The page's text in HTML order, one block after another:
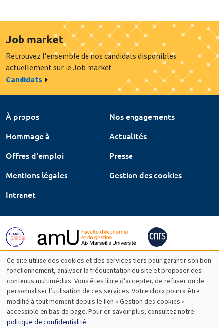
Job market
Retrouvez l'ensemble de nos candidats disponibles
actuellement sur le Job market
Candidats
À propos
Nos engagements
Hommage à
Actualités
Offres d'emploi
Presse
Mentions légales
Gestion des cookies
Intranet
Utilisation
des
données
personnelles
Ce site utilise des cookies et des services tiers pour garantir son bon
fonctionnement, analyser la fréquentation du site et proposer des
contenus multimédias. Vous êtes libre d’accepter, de refuser ou de
personnaliser l’utilisation de ces services. Votre choix pourra être
modifié à tout moment depuis le lien « Gestion des cookies »
accessible en bas de page. Pour en savoir plus, consultez notre
politique de confidentialité.